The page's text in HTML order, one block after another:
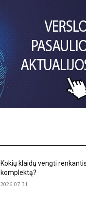
Kokių klaidų vengti
komplektą?
2026-07-31